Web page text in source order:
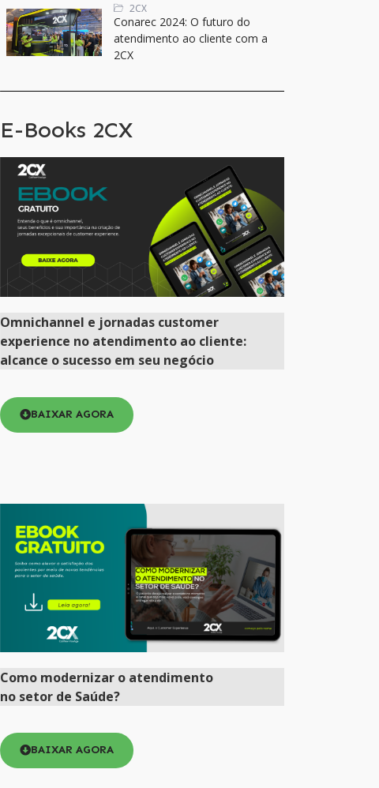
2CX
Conarec 2024: O futuro do
atendimento ao cliente com a
2CX
E-Books 2CX
Omnichannel e jornadas customer
experience no atendimento ao cliente:
alcance o sucesso em seu negócio
BAIXAR AGORA
Como modernizar o atendimento
no setor de Saúde?
BAIXAR AGORA